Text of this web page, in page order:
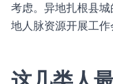
考虑。异地扎根县
地人脉资源开展工作